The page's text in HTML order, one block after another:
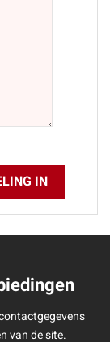
IN
van de site.